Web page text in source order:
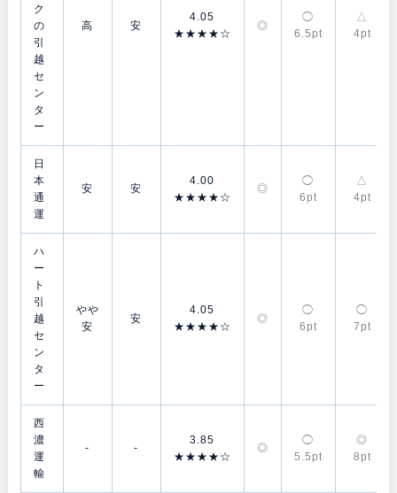
ク
の
引
越
セ
ン
タ
ー
高 安
4.05
★★★★☆
◎
◯
6.5pt
△
4pt
日
本
通
運
安 安
4.00
★★★★☆
◎
◯
6pt
△
4pt
ハ
ー
ト
引
越
セ
ン
タ
ー
やや
安
安
4.05
★★★★☆
◎
◯
6pt
◯
7pt
西
濃
運
輸
- -
3.85
★★★★☆
◎
◯
5.5pt
◎
8pt